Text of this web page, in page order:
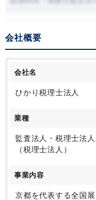
会社概要
会社名
ひかり税理士法人
業種
監査法人・税理士法
（税理士法人）
事業内容
京都を代表する全国